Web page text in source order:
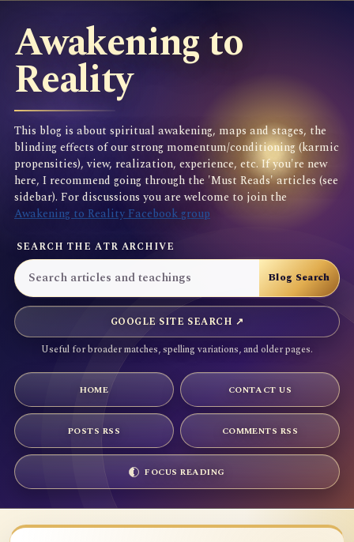
Awakening to
Reality
This blog is about spiritual awakening, maps and stages, the
blinding effects of our strong momentum/conditioning (karmic
propensities), view, realization, experience, etc. If you're new
here, I recommend going through the 'Must Reads' articles (see
sidebar). For discussions you are welcome to join the
Awakening to Reality Facebook group
SEARCH THE ATR ARCHIVE
GOOGLE SITE SEARCH ↗
Useful for broader matches, spelling variations, and older pages.
HOME CONTACT US
POSTS RSS COMMENTS RSS
FOCUS READING